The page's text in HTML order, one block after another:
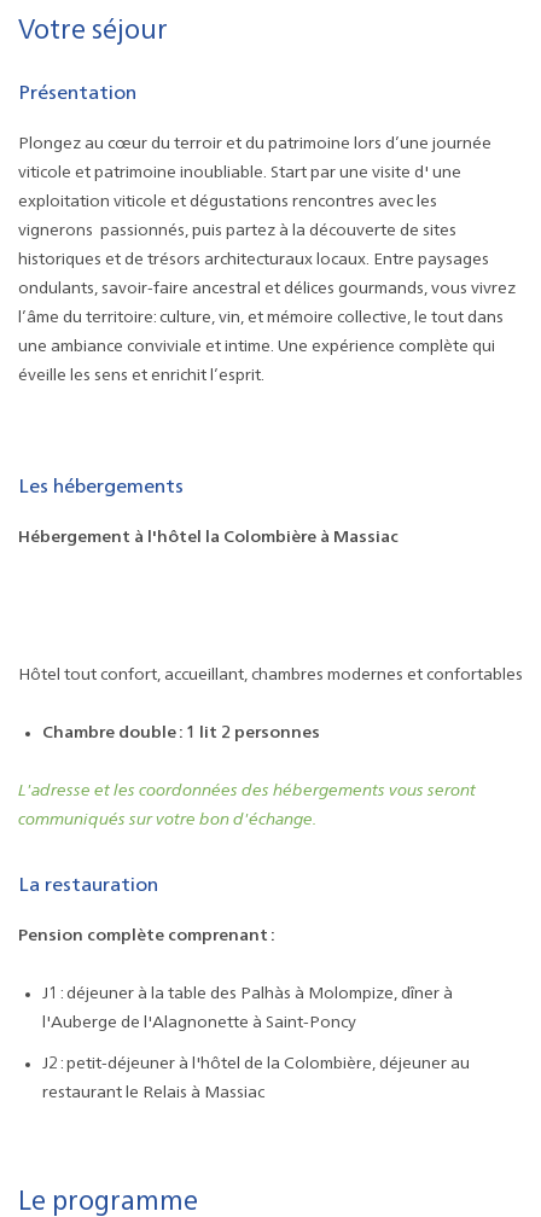
Votre séjour
Présentation
Plongez au cœur du terroir et du patrimoine lors d’une journée
viticole et patrimoine inoubliable. Start par une visite d' une
exploitation viticole et dégustations rencontres avec les
vignerons passionnés, puis partez à la découverte de sites
historiques et de trésors architecturaux locaux. Entre paysages
ondulants, savoir-faire ancestral et délices gourmands, vous vivrez
l’âme du territoire: culture, vin, et mémoire collective, le tout dans
une ambiance conviviale et intime. Une expérience complète qui
éveille les sens et enrichit l’esprit.
Les hébergements
Hébergement à l'hôtel la Colombière à Massiac
Hôtel tout confort, accueillant, chambres modernes et confortables
Chambre double : 1 lit 2 personnes
L'adresse et les coordonnées des hébergements vous seront
communiqués sur votre bon d'échange.
La restauration
Pension complète comprenant :
J1 : déjeuner à la table des Palhàs à Molompize, dîner à
l'Auberge de l'Alagnonette à Saint-Poncy
J2 : petit-déjeuner à l'hôtel de la Colombière, déjeuner au
restaurant le Relais à Massiac
Le programme